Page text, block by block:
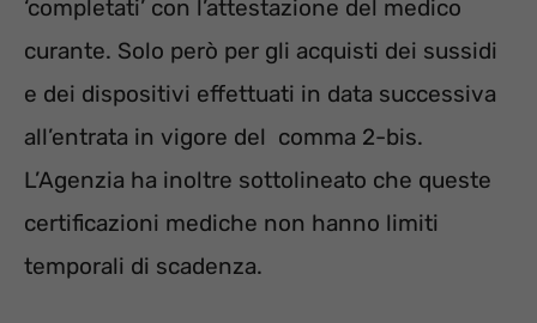
‘completati’ con l’attestazione del medico
curante. Solo però per gli acquisti dei sussidi
e dei dispositivi effettuati in data successiva
all’entrata in vigore del comma 2-bis.
L’Agenzia ha inoltre sottolineato che queste
certificazioni mediche non hanno limiti
temporali di scadenza.